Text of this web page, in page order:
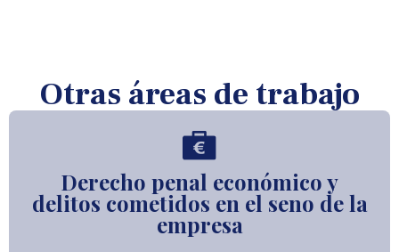
Otras áreas de trabajo
Derecho penal económico y
delitos cometidos en el seno de la
empresa